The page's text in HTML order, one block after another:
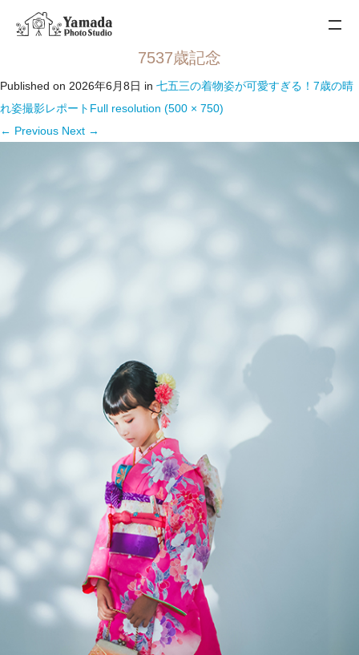
7537歳記念
Published on 2026年6月8日 in 七五三の着物姿が可愛すぎる！7歳の晴
れ姿撮影レポート Full resolution (500 × 750)
← Previous Next →